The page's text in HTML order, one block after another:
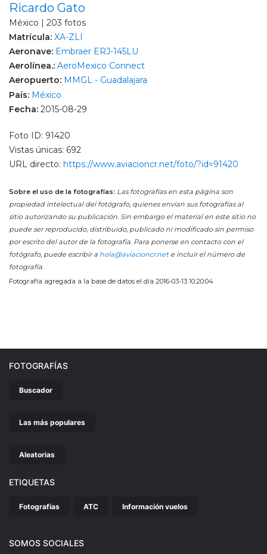
Ricardo Gato
México | 203 fotos
Matrícula: XA-ZLI
Aeronave: Embraer ERJ-145LU
Aerolínea.: AeroMexico Connect
Aeropuerto: MMGL - Guadalajara
País: México
Fecha: 2015-08-29
Foto ID: 91420
Vistas únicas: 692
URL directo: https://www.aviacioncr.net/foto/?id=91420
Sobre el uso de la fotografías: Las fotografías en esta página son
propiedad intelectual del fotógrafo, quienes envían sus fotografías al
sitio autorizando su publicación. Sin embargo el material en este sitio no
puede ser reproducido, distribuido, publicado ni modificado sin permiso
por escrito del autor de la fotografía. Para ponerse en contacto con el
fotógrafo, puede escribir a hola@aviacioncr.nete incluir el número de
fotografía.
Fotografía agregada a la base de datos el día 2016-03-13 10:20:04
FOTOGRAFÍAS
Buscador
Las más populares
Aleatorias
ETIQUETAS
Fotografías ATC Información vuelos
SOMOS SOCIALES